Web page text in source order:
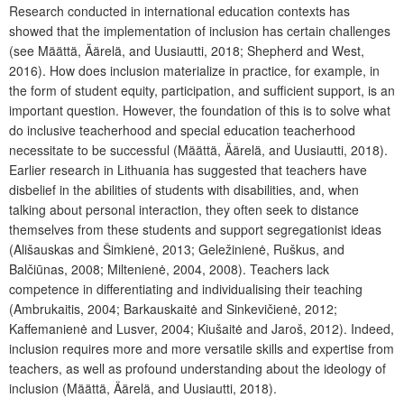
Research conducted in international education contexts has
showed that the implementation of inclusion has certain challenges
(see Määttä, Äärelä, and Uusiautti, 2018; Shepherd and West,
2016). How does inclusion materialize in practice, for example, in
the form of student equity, participation, and sufficient support, is an
important question. However, the foundation of this is to solve what
do inclusive teacherhood and special education teacherhood
necessitate to be successful (Määttä, Äärelä, and Uusiautti, 2018).
Earlier research in Lithuania has suggested that teachers have
disbelief in the abilities of students with disabilities, and, when
talking about personal interaction, they often seek to distance
themselves from these students and support segregationist ideas
(Ališauskas and Šimkienė, 2013; Geležinienė, Ruškus, and
Balčiūnas, 2008; Miltenienė, 2004, 2008). Teachers lack
competence in differentiating and individualising their teaching
(Ambrukaitis, 2004; Barkauskaitė and Sinkevičienė, 2012;
Kaffemanienė and Lusver, 2004; Kiušaitė and Jaroš, 2012). Indeed,
inclusion requires more and more versatile skills and expertise from
teachers, as well as profound understanding about the ideology of
inclusion (Määttä, Äärelä, and Uusiautti, 2018).